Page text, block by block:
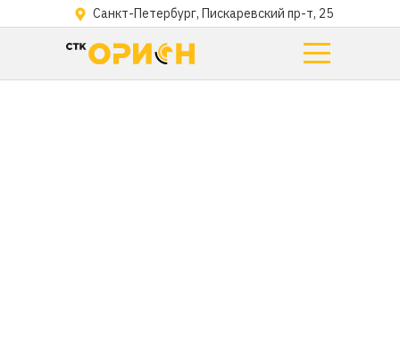
Санкт-Петербург, Пискаревский пр-т, 25